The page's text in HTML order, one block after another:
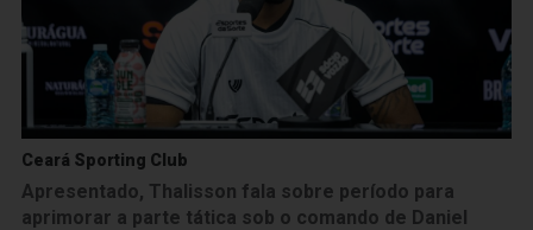
Ceará Sporting Club
Apresentado, Thalisson fala sobre período para
aprimorar a parte tática sob o comando de Daniel